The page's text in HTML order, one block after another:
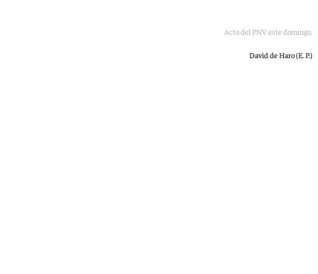
Acto del PNV este domingo.
David de Haro (E. P.)